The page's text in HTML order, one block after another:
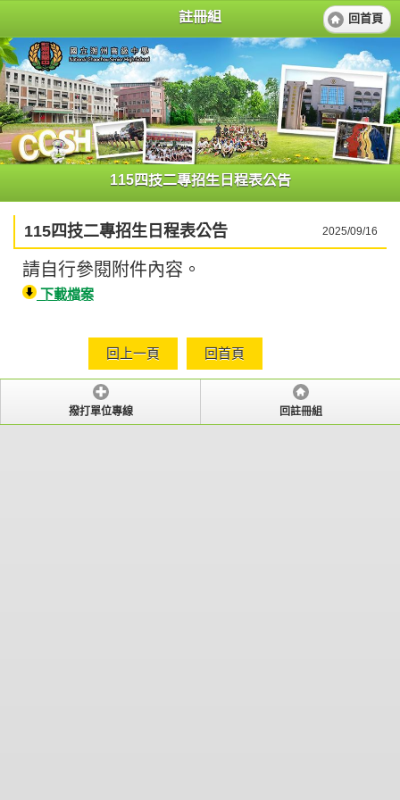
註冊組 回首頁
115四技二專招生日程表公告
115四技二專招生日程表公告 2025/09/16
請自行參閱附件內容。
下載檔案
回上一頁 回首頁
撥打單位專線 回註冊組